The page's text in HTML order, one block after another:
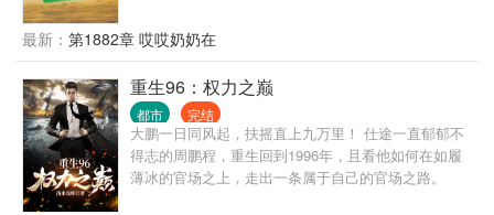
最新： 第1882章 哎哎奶奶在
重生96：权力之巅
都市 完结
大鹏一日同风起，扶摇直上九万里！ 仕途一直郁郁不
得志的周鹏程，重生回到1996年，且看他如何在如履
薄冰的官场之上，走出一条属于自己的官场之路。